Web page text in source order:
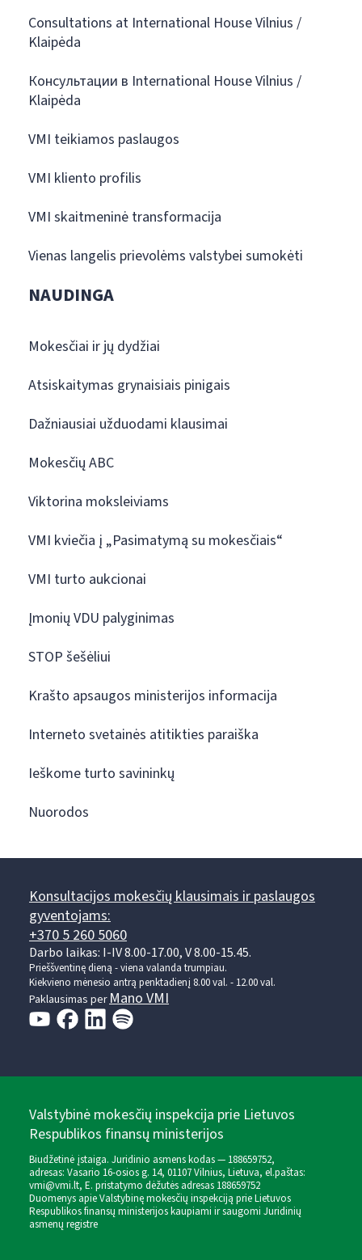
Consultations at International House Vilnius /
Klaipėda
Консультации в International House Vilnius /
Klaipėda
VMI teikiamos paslaugos
VMI kliento profilis
VMI skaitmeninė transformacija
Vienas langelis prievolėms valstybei sumokėti
NAUDINGA
Mokesčiai ir jų dydžiai
Atsiskaitymas grynaisiais pinigais
Dažniausiai užduodami klausimai
Mokesčių ABC
Viktorina moksleiviams
VMI kviečia į „Pasimatymą su mokesčiais“
VMI turto aukcionai
Įmonių VDU palyginimas
STOP šešėliui
Krašto apsaugos ministerijos informacija
Interneto svetainės atitikties paraiška
Ieškome turto savininkų
Nuorodos
Konsultacijos mokesčių klausimais ir paslaugos
gyventojams:
+370 5 260 5060
Darbo laikas: I-IV 8.00-17.00, V 8.00-15.45.
Prieššventinę dieną - viena valanda trumpiau.
Kiekvieno mėnesio antrą penktadienį 8.00 val. - 12.00 val.
Paklausimas perMano VMI
Valstybinė mokesčių inspekcija prie Lietuvos
Respublikos finansų ministerijos
Biudžetinė įstaiga. Juridinio asmens kodas — 188659752,
adresas: Vasario 16-osios g. 14, 01107 Vilnius, Lietuva, el.paštas:
vmi@vmi.lt, E. pristatymo dėžutės adresas 188659752
Duomenys apie Valstybinę mokesčių inspekciją prie Lietuvos
Respublikos finansų ministerijos kaupiami ir saugomi Juridinių
asmenų registre